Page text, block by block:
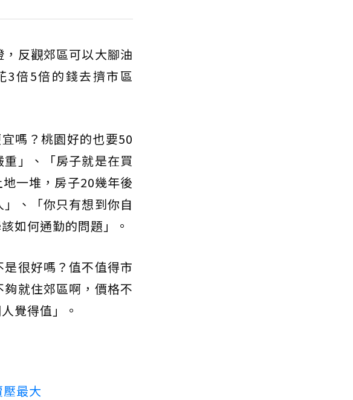
反觀郊區可以大腳油
3倍5倍的錢去擠市區
嗎？桃園好的也要50
」、「房子就是在買
一堆，房子20幾年後
、「你只有想到你自
如何通勤的問題」。
很好嗎？值不值得市
就住郊區啊，價格不
覺得值」。
最大